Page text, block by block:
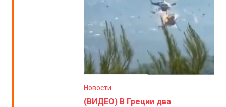
Новости
(ВИДЕО) В Греции два